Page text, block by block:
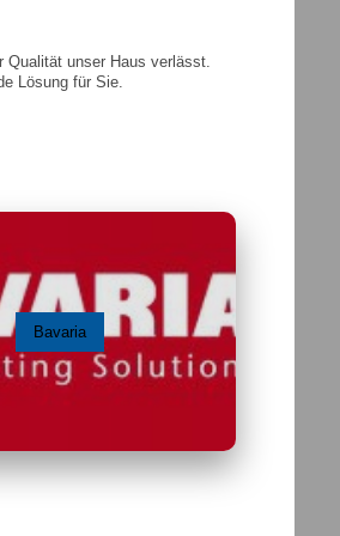
Qualität unser Haus verlässt.
Lösung für Sie.
Bavaria